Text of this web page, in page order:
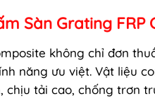
Sàn Grating FRP
không chỉ đơn
năng ưu việt. Vật liệu
chịu tải cao, chống trơn